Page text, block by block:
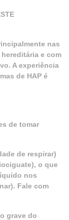
nas
e com
A experiência
de HAP é
de tomar
de respirar)
o que
nos
Fale com
grave do